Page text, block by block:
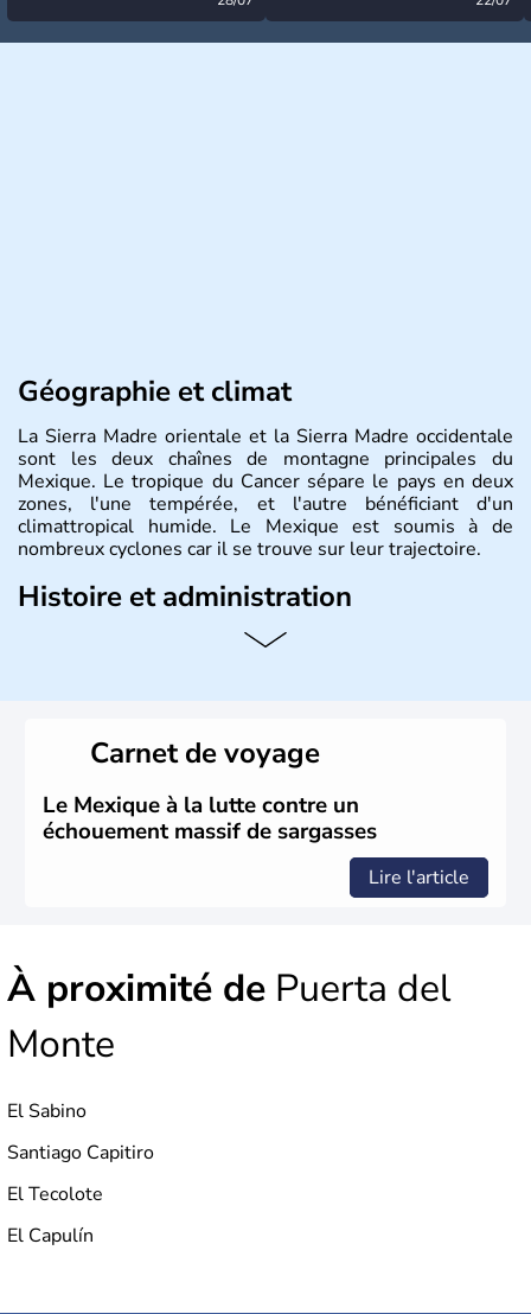
Géographie et climat
La Sierra Madre orientale et la Sierra Madre occidentale
sont les deux chaînes de montagne principales du
Mexique. Le tropique du Cancer sépare le pays en deux
zones, l'une tempérée, et l'autre bénéficiant d'un
climattropical humide. Le Mexique est soumis à de
nombreux cyclones car il se trouve sur leur trajectoire.
Histoire et administration
Bordé au Sud par le Guatemala et le Belize, le Mexique
Carnet de voyage
Le Mexique à la lutte contre un
échouement massif de sargasses
Lire l'article
À proximité de Puerta del
Monte
El Sabino
Santiago Capitiro
El Tecolote
El Capulín